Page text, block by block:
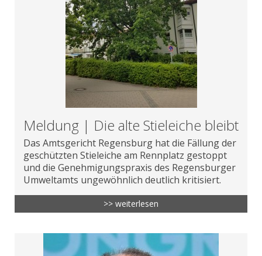
Meldung | Die alte Stieleiche bleibt
Das Amtsgericht Regensburg hat die Fällung der
geschützten Stieleiche am Rennplatz gestoppt
und die Genehmigungspraxis des Regensburger
Umweltamts ungewöhnlich deutlich kritisiert.
>> weiterlesen